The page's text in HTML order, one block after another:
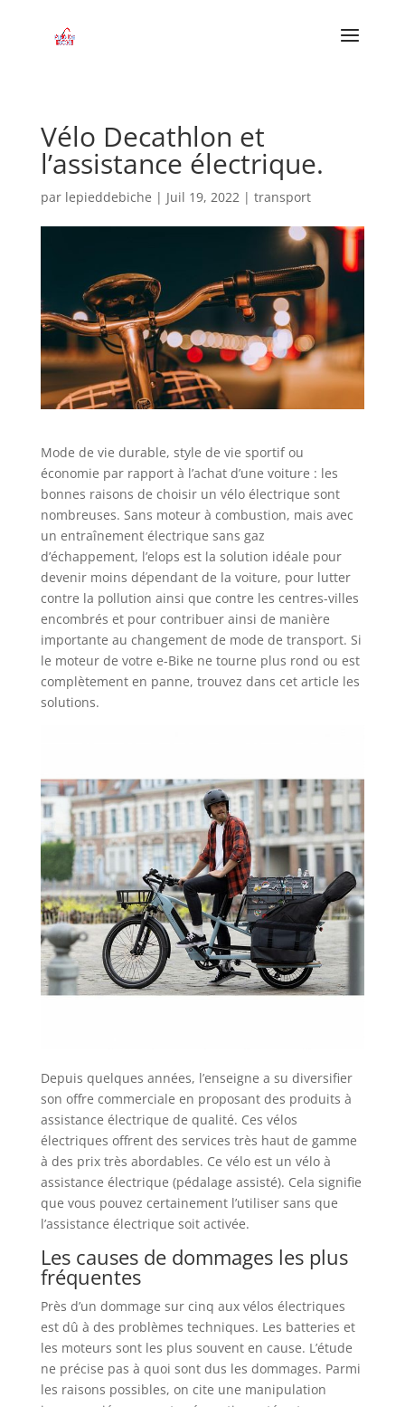
Vélo Decathlon et
l’assistance électrique.
par lepieddebiche | Juil 19, 2022| transport
Mode de vie durable, style de vie sportif ou
économie par rapport à l’achat d’une voiture : les
bonnes raisons de choisir un vélo électrique sont
nombreuses. Sans moteur à combustion, mais avec
un entraînement électrique sans gaz
d’échappement, l’elops est la solution idéale pour
devenir moins dépendant de la voiture, pour lutter
contre la pollution ainsi que contre les centres-villes
encombrés et pour contribuer ainsi de manière
importante au changement de mode de transport. Si
le moteur de votre e-Bike ne tourne plus rond ou est
complètement en panne, trouvez dans cet article les
solutions.
Depuis quelques années, l’enseigne a su diversifier
son offre commerciale en proposant des produits à
assistance électrique de qualité. Ces vélos
électriques offrent des services très haut de gamme
à des prix très abordables. Ce vélo est un vélo à
assistance électrique (pédalage assisté). Cela signifie
que vous pouvez certainement l’utiliser sans que
l’assistance électrique soit activée.
Les causes de dommages les plus
fréquentes
Près d’un dommage sur cinq aux vélos électriques
est dû à des problèmes techniques. Les batteries et
les moteurs sont les plus souvent en cause. L’étude
ne précise pas à quoi sont dus les dommages. Parmi
les raisons possibles, on cite une manipulation